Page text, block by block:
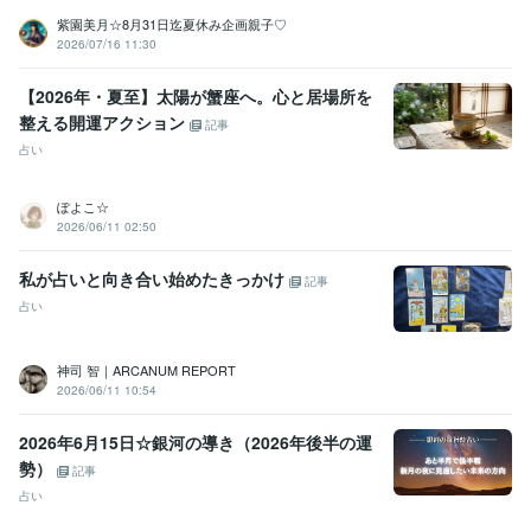
紫園美月☆8月31日迄夏休み企画親子♡
2026/07/16 11:30
【2026年・夏至】太陽が蟹座へ。心と居場所を
整える開運アクション
記事
占い
ぽよこ☆
2026/06/11 02:50
私が占いと向き合い始めたきっかけ
記事
占い
神司 智｜ARCANUM REPORT
2026/06/11 10:54
2026年6月15日☆銀河の導き（2026年後半の運
勢）
記事
占い